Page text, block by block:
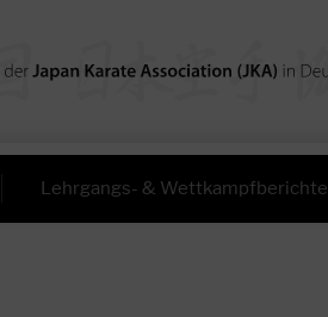
Lehrgangs- & Wettkampfberichte